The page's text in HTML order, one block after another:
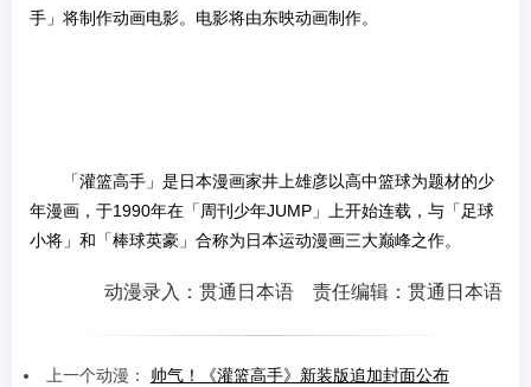
手」将制作动画电影。电影将由东映动画制作。
「灌篮高手」是日本漫画家井上雄彦以高中篮球为题材的少
年漫画，于1990年在「周刊少年JUMP」上开始连载，与「足球
小将」和「棒球英豪」合称为日本运动漫画三大巅峰之作。
动漫录入：贯通日本语 责任编辑：贯通日本语
上一个动漫： 帅气！《灌篮高手》新装版追加封面公布